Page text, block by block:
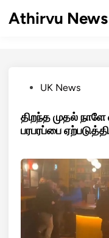
Athirvu News
PostedUK News
திறந்த முதல் நாளே
பரபரப்பை